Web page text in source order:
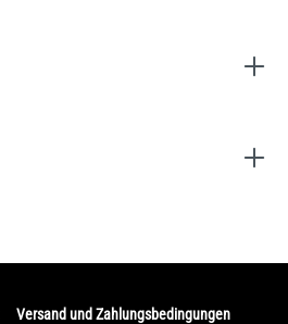
Versand und Zahlungsbedingungen